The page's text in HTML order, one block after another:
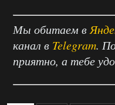
Мы обитаем в
канал в Telegram.
приятно, а тебе